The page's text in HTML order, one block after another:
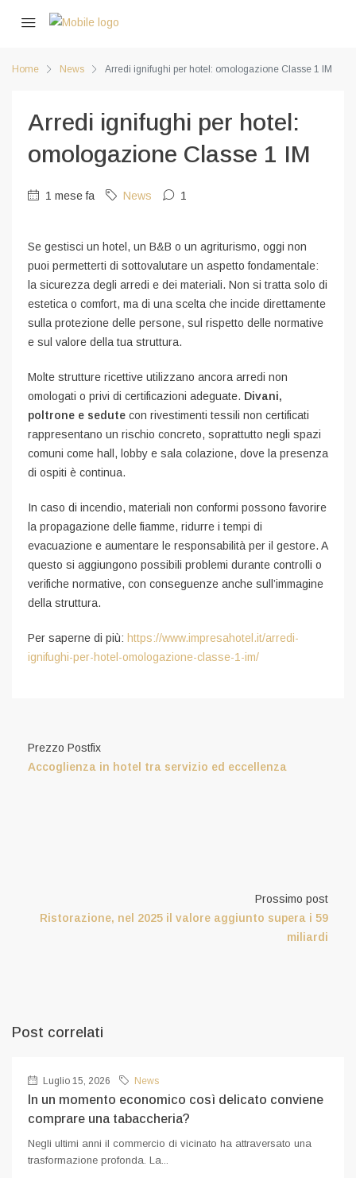
Home News Arredi ignifughi per hotel: omologazione Classe 1 IM
Arredi ignifughi per hotel:
omologazione Classe 1 IM
1 mese fa News 1
Se gestisci un hotel, un B&B o un agriturismo, oggi non
puoi permetterti di sottovalutare un aspetto fondamentale:
la sicurezza degli arredi e dei materiali. Non si tratta solo di
estetica o comfort, ma di una scelta che incide direttamente
sulla protezione delle persone, sul rispetto delle normative
e sul valore della tua struttura.
Molte strutture ricettive utilizzano ancora arredi non
omologati o privi di certificazioni adeguate. Divani,
poltrone e sedute con rivestimenti tessili non certificati
rappresentano un rischio concreto, soprattutto negli spazi
comuni come hall, lobby e sala colazione, dove la presenza
di ospiti è continua.
In caso di incendio, materiali non conformi possono favorire
la propagazione delle fiamme, ridurre i tempi di
evacuazione e aumentare le responsabilità per il gestore. A
questo si aggiungono possibili problemi durante controlli o
verifiche normative, con conseguenze anche sull’immagine
della struttura.
Per saperne di più: https://www.impresahotel.it/arredi-
ignifughi-per-hotel-omologazione-classe-1-im/
Prezzo Postfix
Accoglienza in hotel tra servizio ed eccellenza
Prossimo post
Ristorazione, nel 2025 il valore aggiunto supera i 59
miliardi
Post correlati
Luglio 15, 2026 News
In un momento economico così delicato conviene
comprare una tabaccheria?
Negli ultimi anni il commercio di vicinato ha attraversato una
trasformazione profonda. La...